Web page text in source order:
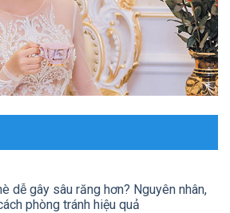
dễ gây sâu răng hơn? Nguyên nhân,
phòng tránh hiệu quả